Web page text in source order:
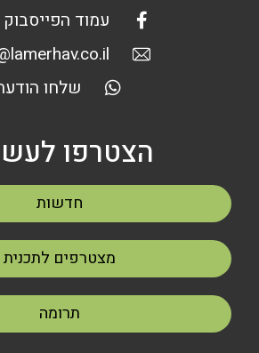
עמוד
שלחו
הצטרפו
חדשות
מצטרפים לתכנית
תרומה